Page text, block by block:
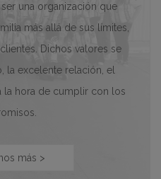
una organización que
más allá de sus límites,
Dichos valores se
la excelente relación, el
la hora de cumplir con los
más >